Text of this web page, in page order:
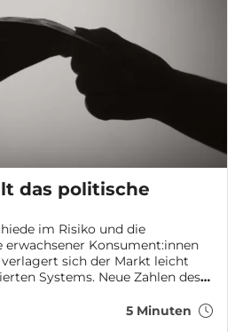
das politische
im Risiko und die
Konsument:innen
sich der Markt leicht
Systems. Neue Zahlen des
weiter wächst –
5 Minuten